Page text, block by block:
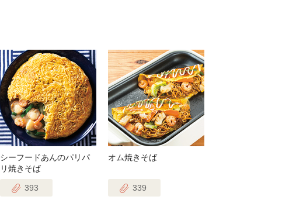
シーフードあんのパリパ
リ焼きそば
393
オム焼きそば
339